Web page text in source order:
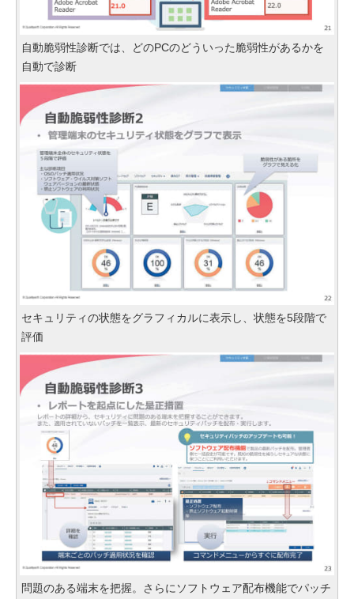
自動脆弱性診断では、どのPCのどういった脆弱性があるかを
自動で診断
セキュリティの状態をグラフィカルに表示し、状態を5段階で
評価
問題のある端末を把握。さらにソフトウェア配布機能でパッチ